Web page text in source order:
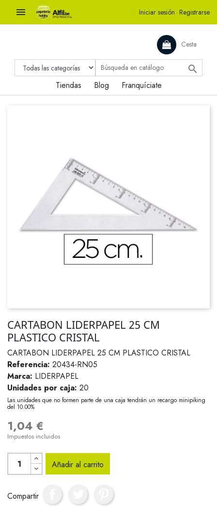
 Iniciar sesión · Registrarse
Cesta

Tiendas Blog Franquíciate
CARTABON LIDERPAPEL 25 CM
PLASTICO CRISTAL
CARTABON LIDERPAPEL 25 CM PLASTICO CRISTAL
Referencia: 20434-RN05
Marca: LIDERPAPEL
Unidades por caja: 20
Las unidades que no formen parte de una caja tendrán un recargo minipiking
del 10.00%
1,04 €
Impuestos incluidos
Añadir al carrito
Compartir